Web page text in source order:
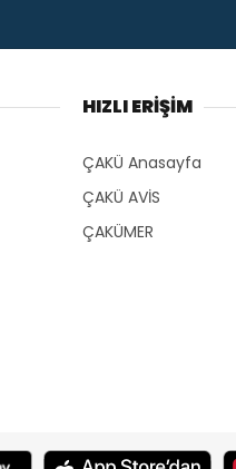
HIZLI ERİŞİM
ÇAKÜ Anasayfa
ÇAKÜ AVİS
ÇAKÜMER